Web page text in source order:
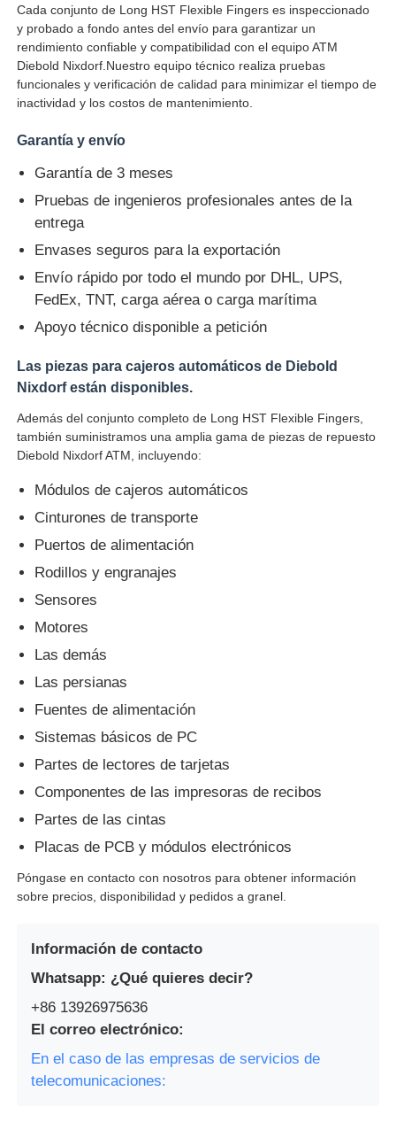
Glory NMD piezas ATM
Partes de cajeros automáticos OKI
Aceptador de billetes
Sortador de billetes
contador de la cuenta
Impresora de la tarjeta
máquina de pos
Repuestos para cajeros automáticos
cajero automático
Reciclador de monedas
Cada conjunto de Long HST Flexible Fingers es inspeccionado
y probado a fondo antes del envío para garantizar un
rendimiento confiable y compatibilidad con el equipo ATM
Diebold Nixdorf.Nuestro equipo técnico realiza pruebas
funcionales y verificación de calidad para minimizar el tiempo de
inactividad y los costos de mantenimiento.
Garantía y envío
Garantía de 3 meses
Pruebas de ingenieros profesionales antes de la
entrega
Envases seguros para la exportación
Envío rápido por todo el mundo por DHL, UPS,
FedEx, TNT, carga aérea o carga marítima
Apoyo técnico disponible a petición
Las piezas para cajeros automáticos de Diebold
Nixdorf están disponibles.
Además del conjunto completo de Long HST Flexible Fingers,
también suministramos una amplia gama de piezas de repuesto
Diebold Nixdorf ATM, incluyendo:
Módulos de cajeros automáticos
Cinturones de transporte
Puertos de alimentación
Rodillos y engranajes
Sensores
Motores
Las demás
Las persianas
Fuentes de alimentación
Sistemas básicos de PC
Partes de lectores de tarjetas
Componentes de las impresoras de recibos
Partes de las cintas
Placas de PCB y módulos electrónicos
Póngase en contacto con nosotros para obtener información
sobre precios, disponibilidad y pedidos a granel.
Información de contacto
Whatsapp: ¿Qué quieres decir?
+86 13926975636
El correo electrónico:
En el caso de las empresas de servicios de
telecomunicaciones: